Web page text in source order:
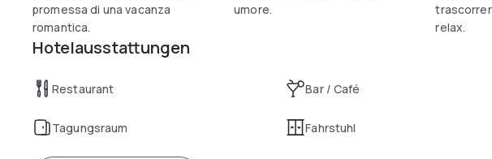
promessa di una vacanza
romantica.
umore.
relax.
Hotelausstattungen
Restaurant Bar / Café
Tagungsraum Fahrstuhl